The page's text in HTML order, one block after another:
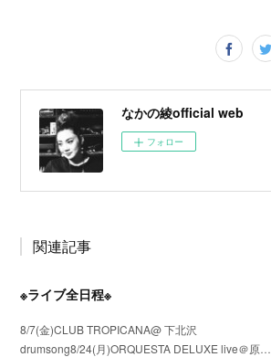
なかの綾official web
フォロー
関連記事
※ライブ全日程※
8/7(金)CLUB TROPICANA@ 下北沢
drumsong8/24(月)ORQUESTA DELUXE live＠原…